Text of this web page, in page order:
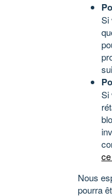
Si
Si
Nous
pourra